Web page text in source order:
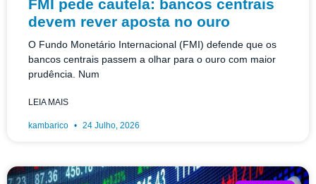
FMI pede cautela: bancos centrais
devem rever aposta no ouro
O Fundo Monetário Internacional (FMI) defende que os
bancos centrais passem a olhar para o ouro com maior
prudência. Num
LEIA MAIS
kambarico 24 Julho, 2026